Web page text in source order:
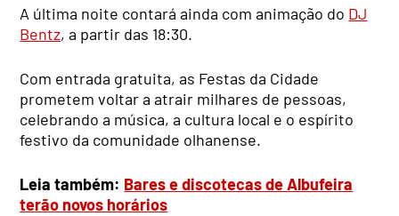
A última noite contará ainda com animação do DJ
Bentz, a partir das 18:30.
Com entrada gratuita, as Festas da Cidade
prometem voltar a atrair milhares de pessoas,
celebrando a música, a cultura local e o espírito
festivo da comunidade olhanense.
Leia também: Bares e discotecas de Albufeira
terão novos horários